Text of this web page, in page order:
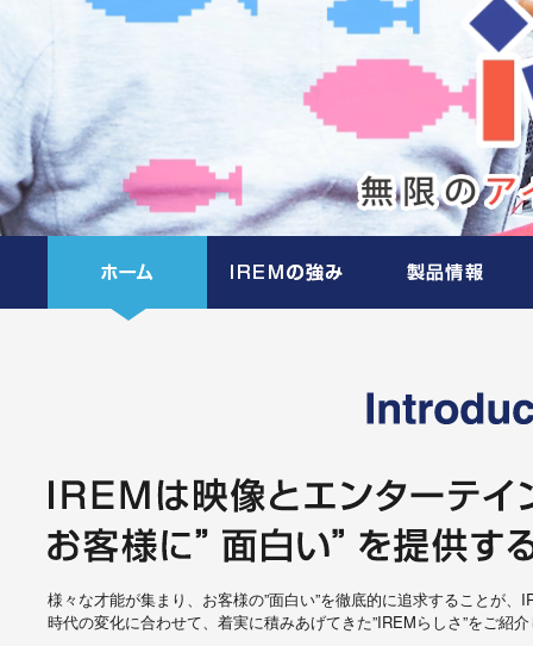
様々な才能が集まり、お客様の”面白い”を徹底的に追求することが、
時代の変化に合わせて、着実に積みあげてきた”IREMらしさ”をご紹